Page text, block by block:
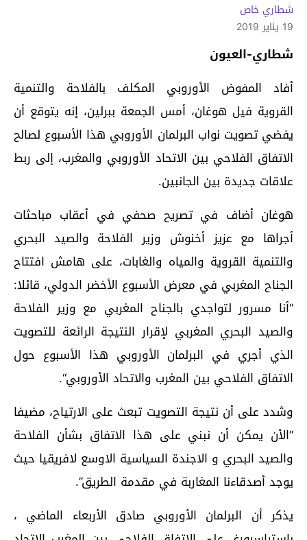
شطاري خاص
19 يناير 2019
شطاري-العيون
أفاد المفوض الأوروبي المكلف بالفلاحة والتنمية
القروية فيل هوغان، أمس الجمعة ببرلين، إنه يتوقع أن
يفضي تصويت نواب البرلمان الأوروبي هذا الأسبوع لصالح
الاتفاق الفلاحي بين الاتحاد الأوروبي والمغرب، إلى ربط
علاقات جديدة بين الجانبين.
هوغان أضاف في تصريح صحفي في أعقاب مباحثات
أجراها مع عزيز أخنوش وزير الفلاحة والصيد البحري
والتنمية القروية والمياه والغابات، على هامش افتتاح
الجناح المغربي في معرض الأسبوع الأخضر الدولي، قائلا:
“أنا مسرور لتواجدي بالجناح المغربي مع وزير الفلاحة
والصيد البحري المغربي لإقرار النتيجة الرائعة للتصويت
الذي أجري في البرلمان الأوروبي هذا الأسبوع حول
الاتفاق الفلاحي بين المغرب والاتحاد الأوروبي“.
وشدد على أن نتيجة التصويت تبعث على الارتياح، مضيفا
“الأن يمكن أن نبني على هذا الاتفاق بشأن الفلاحة
والصيد البحري و الاجندة السياسية الاوسع لافريقيا حيث
يوجد أصدقاءنا المغاربة في مقدمة الطريق”.
يذكر أن البرلمان الأوروبي صادق الأربعاء الماضي ،